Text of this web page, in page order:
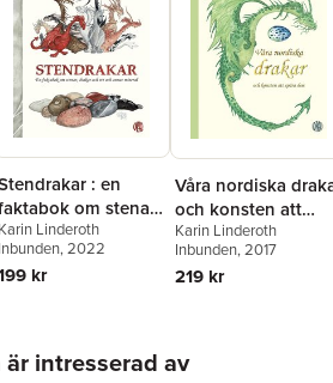
: en
om stenar,
drakar och ett och
annan mineral
Karin Linderoth
Inbunden, 2022
kr
Våra nordiska
och konsten att
spåra dem : efter
fältstudier av
drakforskare sir
Karin Linderoth
Inbunden, 2017
219 kr
intresserad av